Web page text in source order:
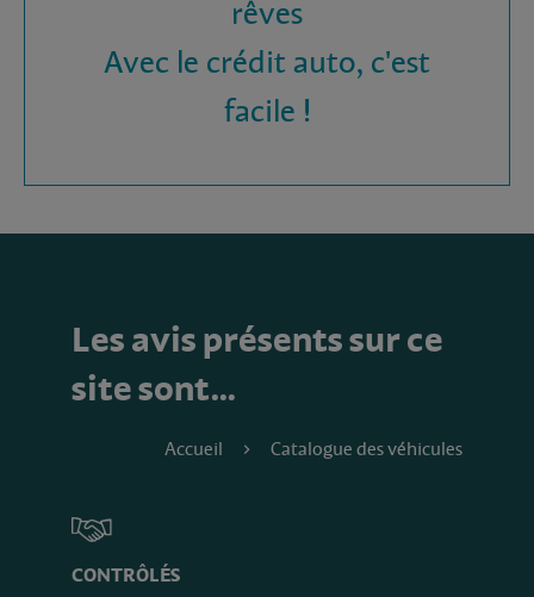
rêves
Avec le crédit auto, c'est
facile !
Les avis présents sur ce
site sont…
Accueil Catalogue des véhicules
CONTRÔLÉS